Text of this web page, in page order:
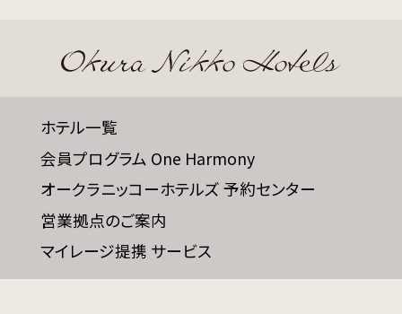
ホテル一覧
会員プログラム One Harmony
オークラニッコーホテルズ 予約センター
営業拠点のご案内
マイレージ提携 サービス